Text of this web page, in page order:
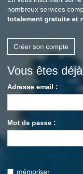
nombreux services
totalement gratuite et
Créer son compte
Vous êtes
Adresse email :
Mot de passe :
mémoriser